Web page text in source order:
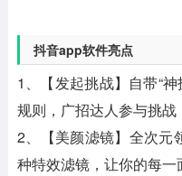
抖音app软件亮点
1、【发起挑战】自带“
规则，广招达人参与挑战
2、【美颜滤镜】全次元
种特效滤镜，让你的每一